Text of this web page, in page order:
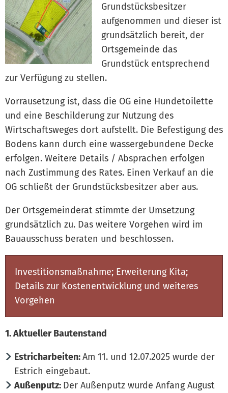
Grundstücksbesitzer
aufgenommen und dieser ist
grundsätzlich bereit, der
Ortsgemeinde das
Grundstück entsprechend
zur Verfügung zu stellen.
Vorrausetzung ist, dass die OG eine Hundetoilette
und eine Beschilderung zur Nutzung des
Wirtschaftsweges dort aufstellt. Die Befestigung des
Bodens kann durch eine wassergebundene Decke
erfolgen. Weitere Details / Absprachen erfolgen
nach Zustimmung des Rates. Einen Verkauf an die
OG schließt der Grundstücksbesitzer aber aus.
Der Ortsgemeinderat stimmte der Umsetzung
grundsätzlich zu. Das weitere Vorgehen wird im
Bauausschuss beraten und beschlossen.
Investitionsmaßnahme; Erweiterung Kita;
Details zur Kostenentwicklung und weiteres
Vorgehen
1. Aktueller Bautenstand
Estricharbeiten:Am 11. und 12.07.2025 wurde der
Estrich eingebaut.
Außenputz: Der Außenputz wurde Anfang August